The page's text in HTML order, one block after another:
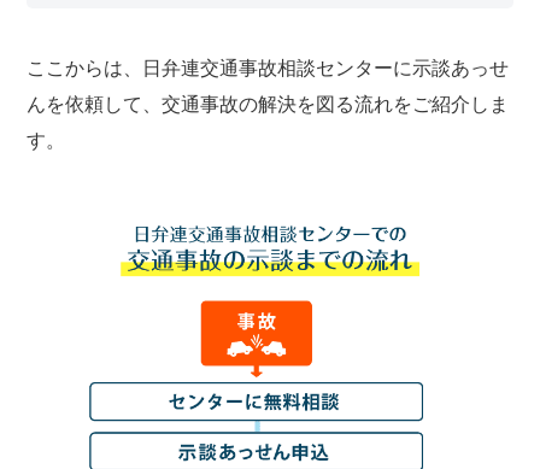
ここからは、日弁連交通事故相談センターに示談あっせ
んを依頼して、交通事故の解決を図る流れをご紹介しま
す。